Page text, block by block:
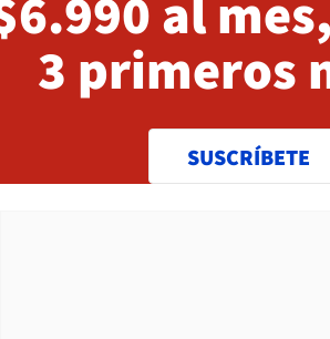
al
3 primeros
SUSCRÍBETE